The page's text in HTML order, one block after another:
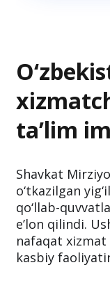
ta’lim
Shavkat
o‘tkazilgan
qo‘llab-
e’lon qilindi.
nafaqat
kasbiy